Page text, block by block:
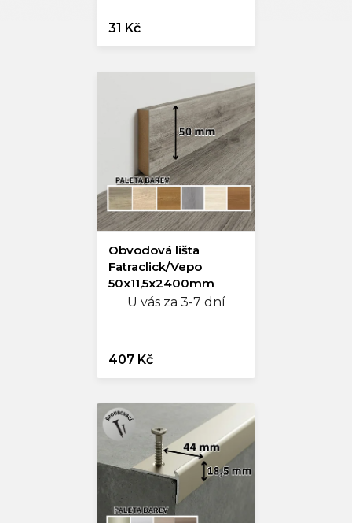
31 Kč
Obvodová lišta
Fatraclick/Vepo
50x11,5x2400mm
U vás za 3-7 dní
407 Kč